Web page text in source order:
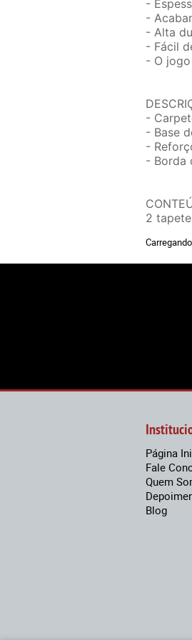
-
-
- Alta
- Fácil
- O
-
- Base
-
- Borda
2
Página
Fale
Quem
Blog